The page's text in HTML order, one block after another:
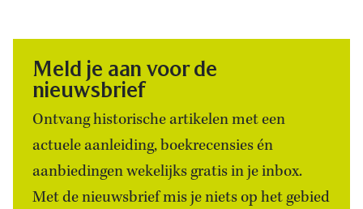
Meld je aan voor de
nieuwsbrief
Ontvang historische artikelen met een
actuele aanleiding, boekrecensies én
aanbiedingen wekelijks gratis in je inbox.
Met de nieuwsbrief mis je niets op het gebied